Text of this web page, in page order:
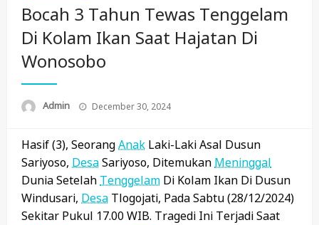
Bocah 3 Tahun Tewas Tenggelam
Di Kolam Ikan Saat Hajatan Di
Wonosobo
Admin
Posted
December 30, 2024
Hasif (3), SeorangAnak Laki-Laki Asal Dusun
Sariyoso, DesaSariyoso, Ditemukan Meninggal
Dunia Setelah Tenggelam Di Kolam Ikan Di Dusun
Windusari, Desa Tlogojati, Pada Sabtu (28/12/2024)
Sekitar Pukul 17.00 WIB. Tragedi Ini Terjadi Saat